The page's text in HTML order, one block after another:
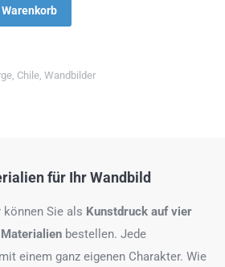
Warenkorb
, Chile, Wandbilder
für Ihr Wandbild
Sie als Kunstdruck auf vier
bestellen. Jede
einem ganz eigenen Charakter. Wie